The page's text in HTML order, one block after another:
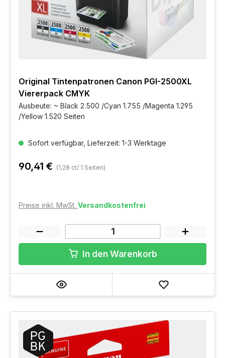
Original Tintenpatronen Canon PGI-2500XL
Viererpack CMYK
Ausbeute: ~ Black 2.500 /Cyan 1.755 /Magenta 1.295
/Yellow 1.520 Seiten
Sofort verfügbar, Lieferzeit: 1-3 Werktage
90,41 € (1,28 ct/ 1 Seiten)
Preise inkl. MwSt. Versandkostenfrei
In den Warenkorb